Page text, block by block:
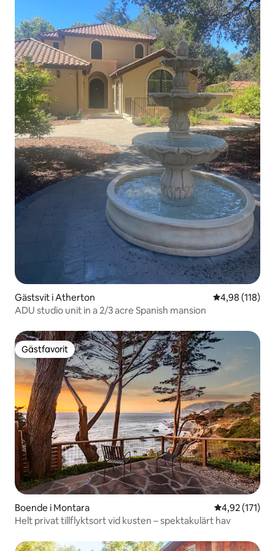
Gästsvit i Atherton 4,98 av 5 i
4,98 (118)
ADU studio unit in a 2/3 acre Spanish mansion
Gästfavorit
Gästfavorit
Boende i Montara 4,92 av 5 i
4,92 (171)
Helt privat tillflyktsort vid kusten – spektakulärt hav